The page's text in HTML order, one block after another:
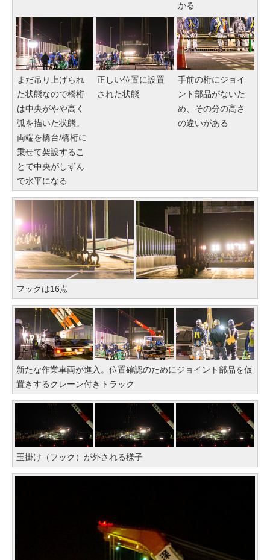
かる
まだ吊り上げられ
た状態なので橋桁
は中央がやや高く
弧を描いた状態。
両端を橋台/橋桁に
乗せて架設するこ
とで中央がしずん
で水平になる
正しい位置に設置
された状態
手前の桁にジョイ
ント部品がないた
め、その分の高さ
の違いがある
フックは16点
新たな作業車両が進入。位置確認のためにジョイント部品を仮
置きするクレーン付きトラック
玉掛け（フック）が外される様子